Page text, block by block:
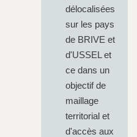
délocalisées
sur les pays
de BRIVE et
d'USSEL et
ce dans un
objectif de
maillage
territorial et
d'accès aux